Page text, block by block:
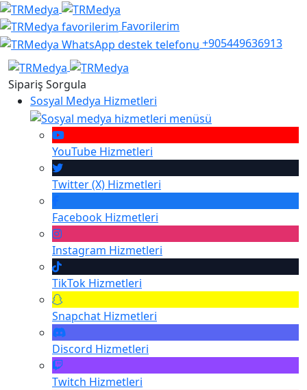
Favorilerim
+905449636913
Sipariş Sorgula
Sosyal Medya Hizmetleri
YouTube Hizmetleri
Twitter (X) Hizmetleri
Facebook Hizmetleri
Instagram Hizmetleri
TikTok Hizmetleri
Snapchat Hizmetleri
Discord Hizmetleri
Twitch Hizmetleri